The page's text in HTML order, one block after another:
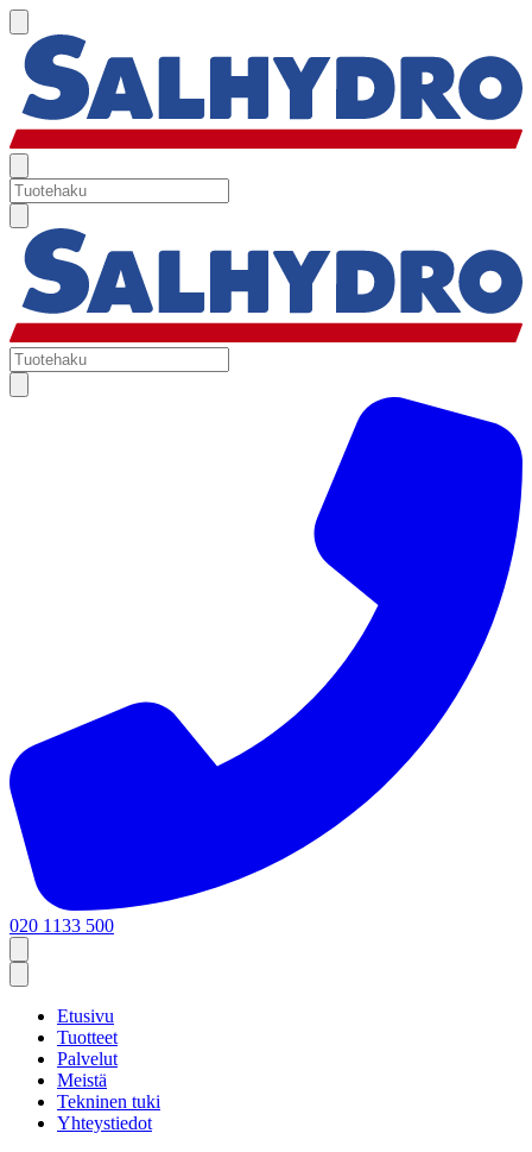
020 1133 500
Etusivu
Tuotteet
Palvelut
Meistä
Tekninen tuki
Yhteystiedot